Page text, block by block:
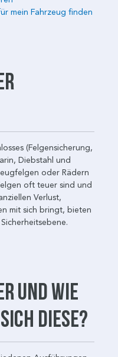
mein Fahrzeug finden
(Felgensicherung,
Diebstahl und
oder Rädern
oft teuer sind und
Verlust,
mit sich bringt, bieten
und wie
diese?